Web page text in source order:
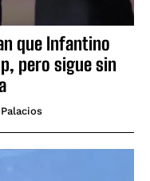
que Infantino
pero sigue sin